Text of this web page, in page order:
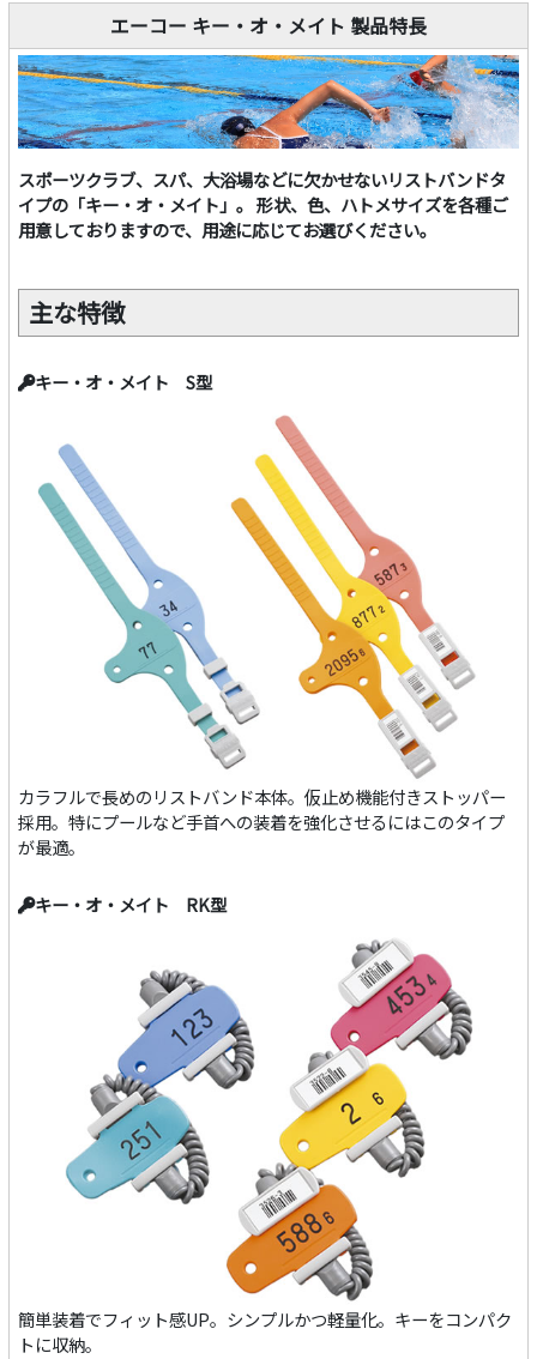
エーコー キー・オ・メイト 製品特長
スポーツクラブ、スパ、大浴場などに欠かせないリストバンドタ
イプの「キー・オ・メイト」。 形状、色、ハトメサイズを各種ご
用意しておりますので、用途に応じてお選びください。
主な特徴
キー・オ・メイト S型
カラフルで長めのリストバンド本体。仮止め機能付きストッパー
採用。特にプールなど手首への装着を強化させるにはこのタイプ
が最適。
キー・オ・メイト RK型
簡単装着でフィット感UP。シンプルかつ軽量化。キーをコンパク
トに収納。